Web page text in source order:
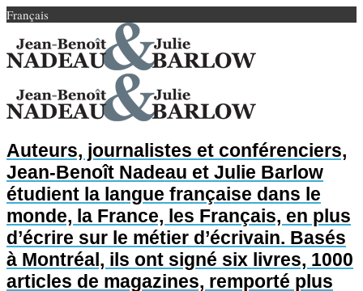
Français
Auteurs, journalistes et conférenciers,
Jean-Benoît Nadeau et Julie Barlow
étudient la langue française dans le
monde, la France, les Français, en plus
d’écrire sur le métier d’écrivain. Basés
à Montréal, ils ont signé six livres, 1000
articles de magazines, remporté plus